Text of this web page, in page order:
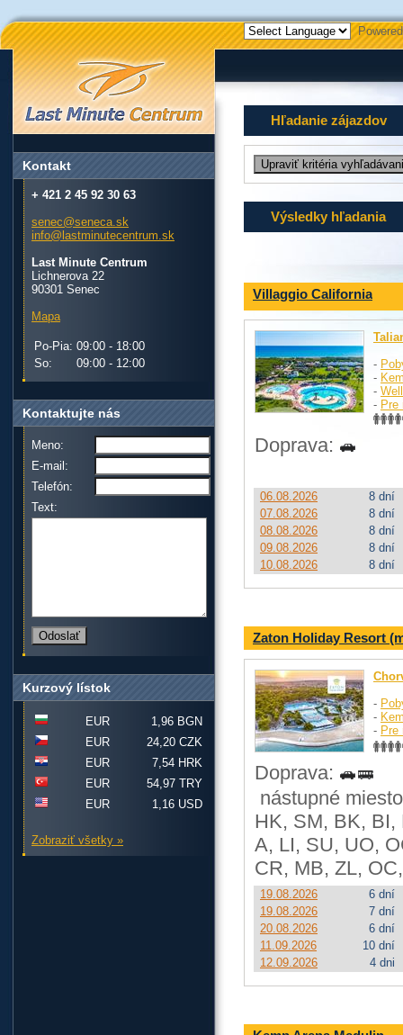
Hľadanie zájazdov
Výsledky hľadania
Villaggio California
-
-
-
- Pre
Doprava:
06.08.2026
8 dní
07.08.2026
8 dní
08.08.2026
8 dní
09.08.2026
8 dní
10.08.2026
8 dní
Zaton Holiday Resort
-
-
- Pre
Doprava:
nástupné
HK, SM, BK, BI,
A, LI, SU, UO,
CR, MB, ZL,
19.08.2026
6 dní
19.08.2026
7 dní
20.08.2026
6 dní
11.09.2026
10 dní
12.09.2026
4 dni
Kontakt
+ 421 2 45 92 30 63
senec@seneca.sk
info@lastminutecentrum.sk
Last Minute Centrum
Lichnerova 22
90301 Senec
Mapa
Po-Pia: 09:00 - 18:00
So:
09:00 - 12:00
Kontaktujte nás
Meno:
E-mail:
Telefón:
Text:
Kurzový lístok
EUR
1,96 BGN
EUR
24,20 CZK
EUR
7,54 HRK
EUR
54,97 TRY
EUR
1,16 USD
Zobraziť všetky »